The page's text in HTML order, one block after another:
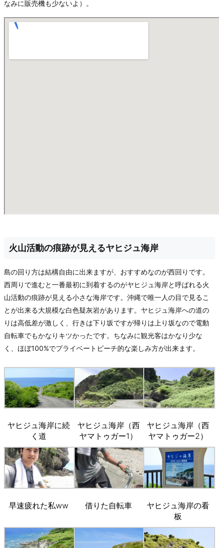
なみに販売機も少ないよ）。
火山活動の痕跡が見えるヤヒジュ海岸
島の回り方は結構自由に出来ますが、おすすめなのが西回りです。
西周りで進むと一番最初に到着するのがヤヒジュ海岸と呼ばれる火
山活動の痕跡が見える小さな海岸です。沖縄で唯一人の目で見るこ
とが出来る大規模な白色疑灰岩があります。ヤヒジュ海岸への道の
りは高低差が激しく、行きは下り坂ですが帰りは上り坂なので電動
自転車でもかなりキツかったです。ちなみに観光客はかなり少な
く、ほぼ100%でプライベートビーチ的な楽しみ方が出来ます。
ヤヒジュ海岸に続
く道
ヤヒジュ海岸（西
ヤマトゥガー1）
ヤヒジュ海岸（西
ヤマトゥガー2）
早速疲れた私ww 借りた自転車
ヤヒジュ海岸の看
板